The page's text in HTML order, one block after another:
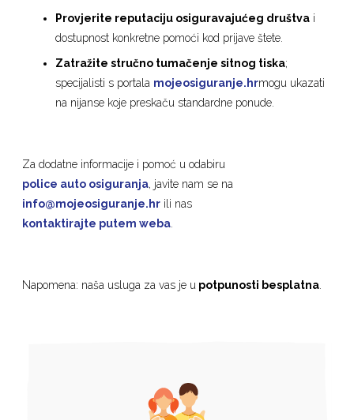
Provjerite reputaciju osiguravajućeg društva i
dostupnost konkretne pomoći kod prijave štete.
Zatražite stručno tumačenje sitnog tiska;
specijalisti s portala mojeosiguranje.hrmogu ukazati
na nijanse koje preskaču standardne ponude.
Za dodatne informacije i pomoć u odabiru
police auto osiguranja, javite nam se na
info@mojeosiguranje.hr ili nas
kontaktirajte putem weba
Napomena: naša usluga za vas je u potpunosti besplatna